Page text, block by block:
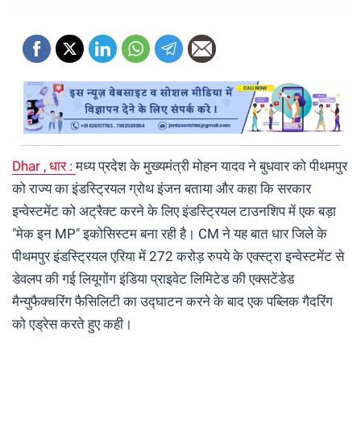
Dhar , धार :मध्य प्रदेश के मुख्यमंत्री मोहन यादव ने बुधवार को पीथमपुर
को राज्य का इंडस्ट्रियल ग्रोथ इंजन बताया और कहा कि सरकार
इन्वेस्टमेंट को अट्रैक्ट करने के लिए इंडस्ट्रियल टाउनशिप में एक बड़ा
"मेक इन MP" इकोसिस्टम बना रही है। CM ने यह बात धार जिले के
पीथमपुर इंडस्ट्रियल एरिया में 272 करोड़ रुपये के एक्स्ट्रा इन्वेस्टमेंट से
डेवलप की गई लियूगोंग इंडिया प्राइवेट लिमिटेड की एक्सटेंडेड
मैन्युफैक्चरिंग फैसिलिटी का उद्घाटन करने के बाद एक पब्लिक गैदरिंग
को एड्रेस करते हुए कही।